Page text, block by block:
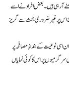
آ رہی ہیں۔ بعض افراد نے اسے
اس پر غیر ضروری بحث سے گریز
اسی نوعیت کے اندازِ مصافحہ پر
پر اس کا کوئی نمایاں